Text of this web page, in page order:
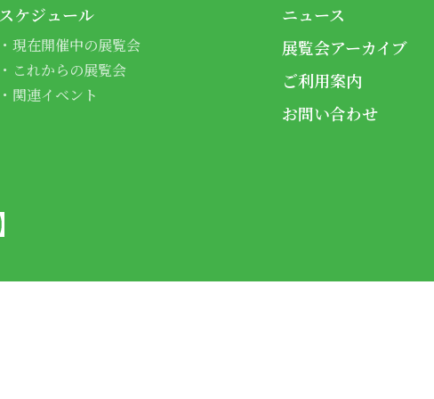
スケジュール
現在開催中の展覧会
これからの展覧会
関連イベント
ニュース
展覧会アーカイブ
ご利用案内
お問い合わせ